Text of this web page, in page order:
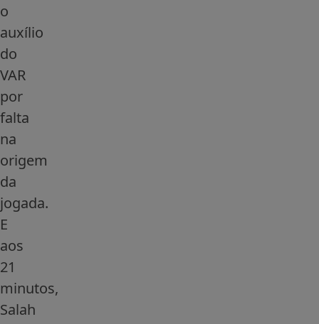
o
auxílio
do
VAR
por
falta
na
origem
da
jogada.
E
aos
21
minutos,
Salah